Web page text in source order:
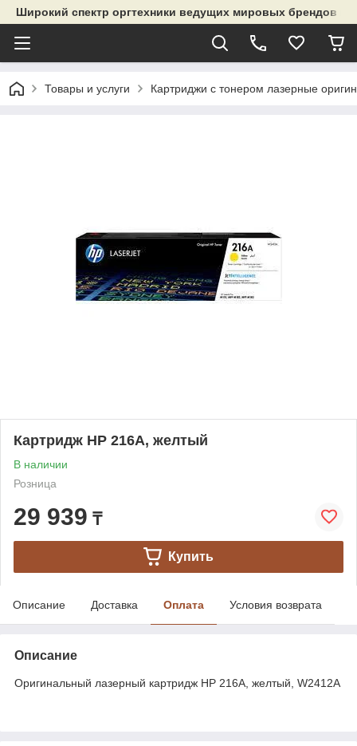
Широкий спектр оргтехники ведущих мировых брендов и
Товары и услуги Картриджи с тонером лазерные
Картридж HP 216A, желтый
В наличии
Розница
29 939 ₸
Купить
Описание Доставка Оплата Условия возврата
Описание
Оригинальный лазерный картридж HP 216A, желтый, W2412A